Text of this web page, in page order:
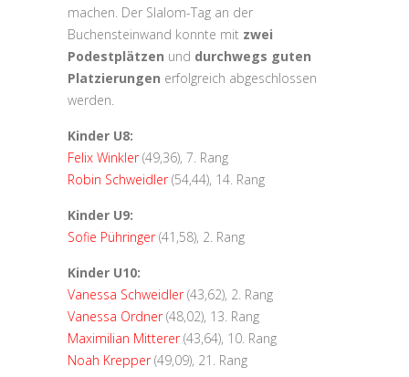
machen. Der Slalom-Tag an der
Buchensteinwand konnte mit zwei
Podestplätzen und durchwegs guten
Platzierungen erfolgreich abgeschlossen
werden.
Kinder U8:
Felix Winkler(49,36), 7. Rang
Robin Schweidler(54,44), 14. Rang
Kinder U9:
Sofie Pühringer(41,58), 2. Rang
Kinder U10:
Vanessa Schweidler(43,62), 2. Rang
Vanessa Ordner(48,02), 13. Rang
Maximilian Mitterer(43,64), 10. Rang
Noah Krepper(49,09), 21. Rang